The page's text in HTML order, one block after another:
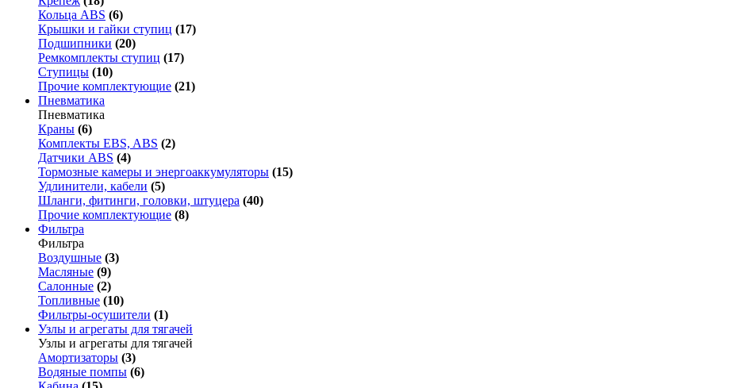
Кольца ABS (6)
Крышки и гайки ступиц (17)
Подшипники (20)
Ремкомплекты ступиц (17)
Ступицы (10)
Прочие комплектующие (21)
Пневматика
Пневматика
Краны (6)
Комплекты EBS, ABS (2)
Датчики ABS (4)
Тормозные камеры и энергоаккумуляторы (15)
Удлинители, кабели (5)
Шланги, фитинги, головки, штуцера (40)
Прочие комплектующие (8)
Фильтра
Фильтра
Воздушные (3)
Масляные (9)
Салонные (2)
Топливные (10)
Фильтры-осушители (1)
Узлы и агрегаты для тягачей
Узлы и агрегаты для тягачей
Амортизаторы (3)
Водяные помпы (6)